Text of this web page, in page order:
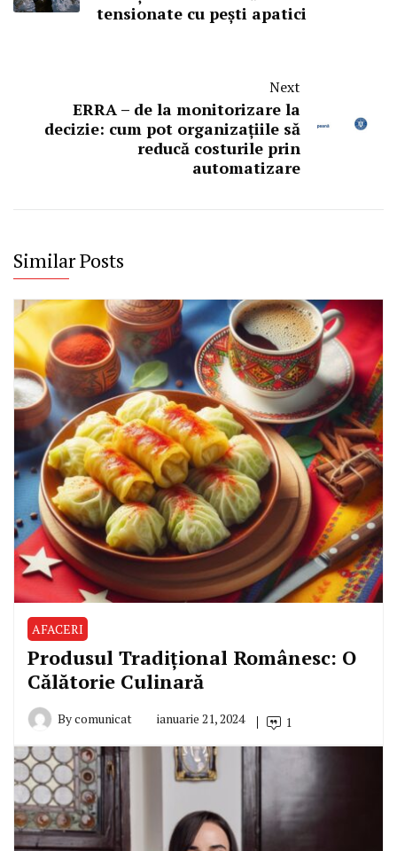
tensionate cu pești apatici
Next
ERRA – de la monitorizare la
decizie: cum pot organizațiile să
reducă costurile prin
automatizare
Similar Posts
AFACERI
Produsul Tradițional Românesc: O
Călătorie Culinară
Bycomunicat ianuarie 21, 2024 1